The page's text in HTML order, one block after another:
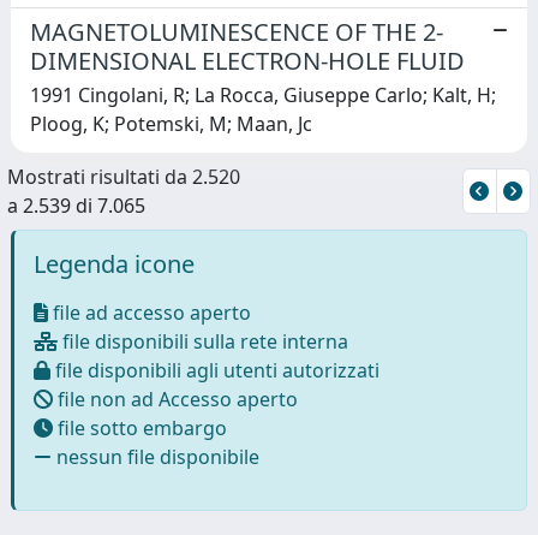
MAGNETOLUMINESCENCE OF THE 2-
DIMENSIONAL ELECTRON-HOLE FLUID
1991 Cingolani, R; La Rocca, Giuseppe Carlo; Kalt, H;
Ploog, K; Potemski, M; Maan, Jc
Mostrati risultati da 2.520
a 2.539 di 7.065
Legenda icone
file ad accesso aperto
file disponibili sulla rete interna
file disponibili agli utenti autorizzati
file non ad Accesso aperto
file sotto embargo
nessun file disponibile